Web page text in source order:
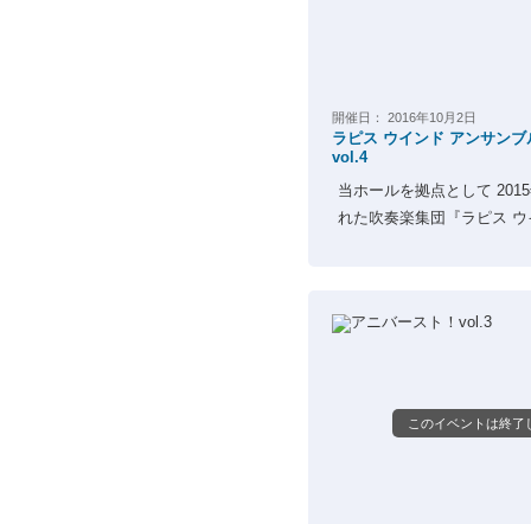
開催日： 2016年10月2日
ラピス ウインド アンサン
vol.4
当ホールを拠点として
れた吹奏楽集団『ラピス
このイベントは終了